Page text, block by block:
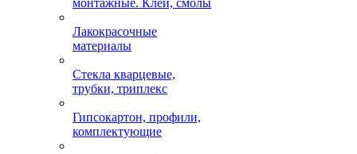
монтажные. Клеи, смолы
Лакокрасочные
материалы
Стекла кварцевые,
трубки, триплекс
Гипсокартон, профили,
комплектующие